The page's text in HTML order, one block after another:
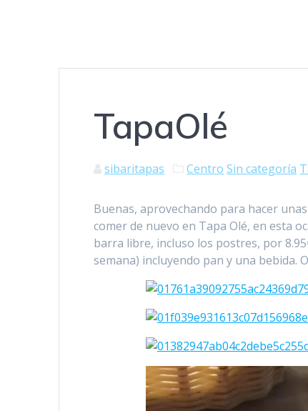
TapaOlé
sibaritapas Centro Sin categoría
Buenas, aprovechando para hacer
comer de nuevo en Tapa Olé, en esta
barra libre, incluso los postres, por
semana) incluyendo pan y una bebida.